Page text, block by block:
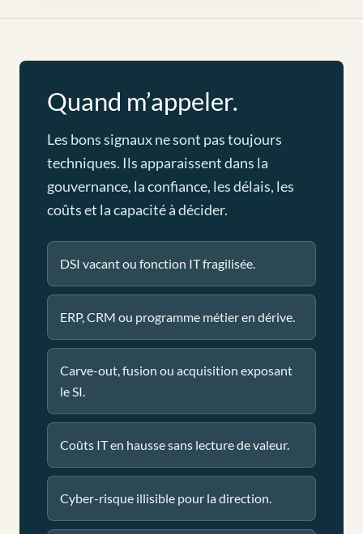
Quand m’appeler.
Les bons signaux ne sont pas toujours
techniques. Ils apparaissent dans la
gouvernance, la confiance, les délais, les
coûts et la capacité à décider.
DSI vacant ou fonction IT fragilisée.
ERP, CRM ou programme métier en dérive.
Carve-out, fusion ou acquisition exposant
le SI.
Coûts IT en hausse sans lecture de valeur.
Cyber-risque illisible pour la direction.